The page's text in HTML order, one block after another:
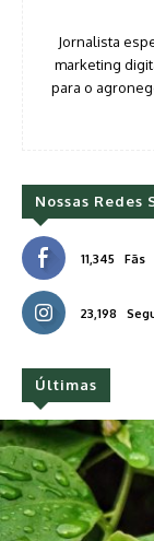
Jornalista
marketing
para o
Nossas Redes
11,345 Fãs
23,198
Últimas